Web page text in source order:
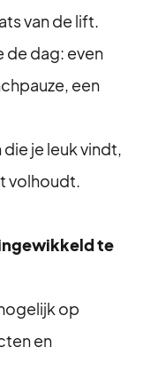
van de lift.
de dag: even
een
die je leuk vindt,
volhoudt.
te
op
en